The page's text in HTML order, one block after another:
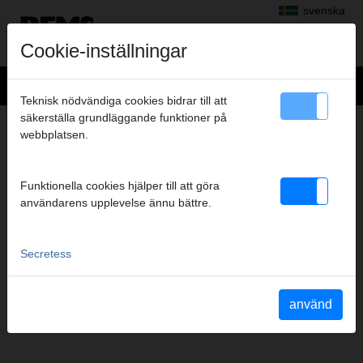
svenska
Cookie-inställningar
Teknisk nödvändiga cookies bidrar till att
säkerställa grundläggande funktioner på
webbplatsen.
Funktionella cookies hjälper till att göra
användarens upplevelse ännu bättre.
Secretess
använd